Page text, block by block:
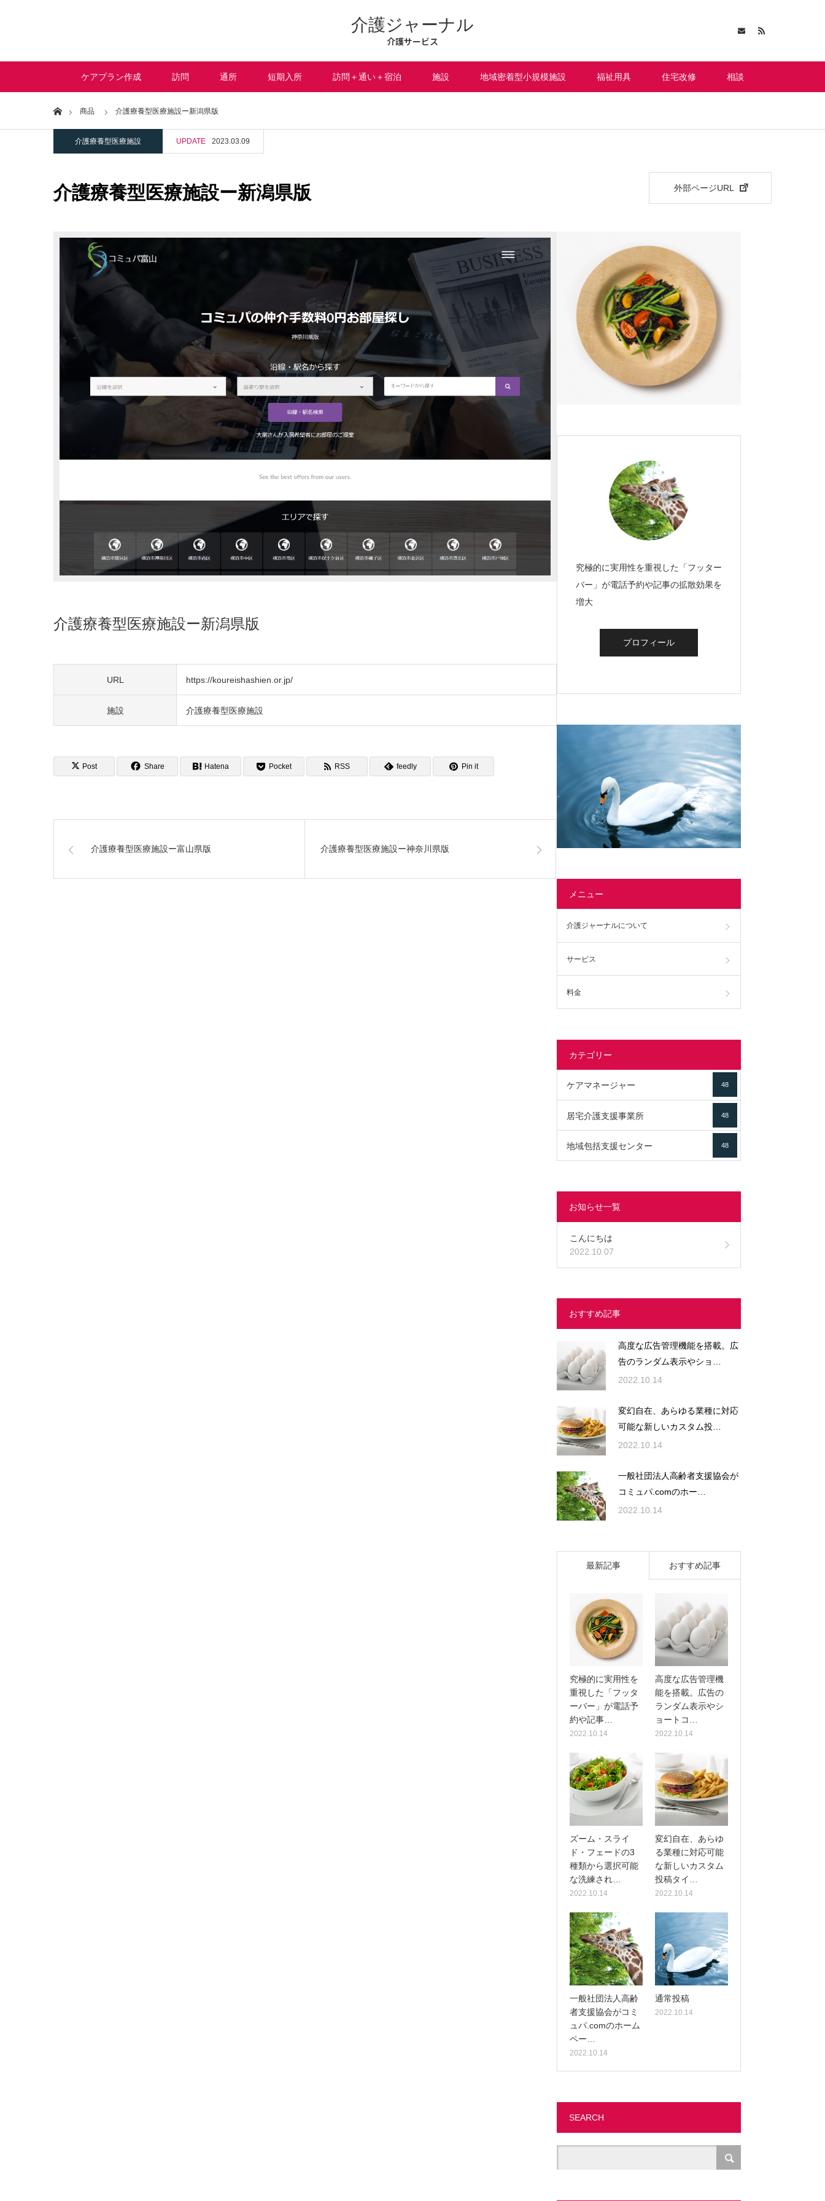
介護ジャーナル
介護サービス
ケアプラン作成 訪問 通所 短期入所 訪問＋通い＋宿泊 施設 地域密着型小規模施設 福祉用具 住宅改修 相談
Home商品 介護療養型医療施設ー新潟県版
介護療養型医療施設 UPDATE 2023.03.09
介護療養型医療施設ー新潟県版 外部ページURL
介護療養型医療施設ー新潟県版
URL https://koureishashien.or.jp/
施設 介護療養型医療施設
Post Share Hatena Pocket RSS feedly Pin it
介護療養型医療施設ー富山県版 介護療養型医療施設ー神奈川県版
究極的に実用性を重視した「フッター
バー」が電話予約や記事の拡散効果を
増大
プロフィール
メニュー
介護ジャーナルについて
サービス
料金
カテゴリー
ケアマネージャー 48
居宅介護支援事業所 48
地域包括支援センター 48
お知らせ一覧
こんにちは
2022.10.07
おすすめ記事
高度な広告管理機能を搭載。広
告のランダム表示やショ…
2022.10.14
変幻自在、あらゆる業種に対応
可能な新しいカスタム投…
2022.10.14
一般社団法人高齢者支援協会が
コミュパ.comのホー…
2022.10.14
最新記事 おすすめ記事
究極的に実用性を
重視した「フッタ
ーバー」が電話予
約や記事…
2022.10.14
高度な広告管理機
能を搭載。広告の
ランダム表示やシ
ョートコ…
2022.10.14
ズーム・スライ
ド・フェードの3
種類から選択可能
な洗練され…
2022.10.14
変幻自在、あらゆ
る業種に対応可能
な新しいカスタム
投稿タイ…
2022.10.14
一般社団法人高齢
者支援協会がコミ
ュパ.comのホーム
ペー…
2022.10.14
通常投稿
2022.10.14
SEARCH